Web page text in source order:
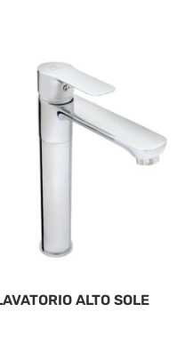
ALTO SOLE